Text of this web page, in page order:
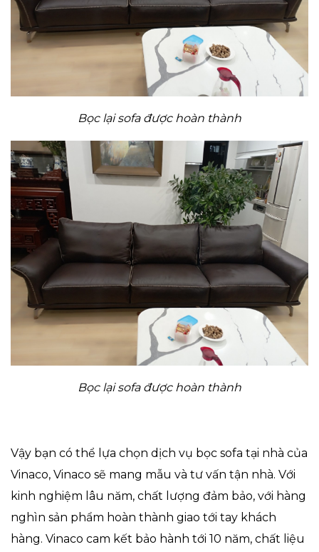
Bọc lại sofa được hoàn thành
Bọc lại sofa được hoàn thành
Vậy bạn có thể lựa chọn dịch vụ bọc sofa tại nhà của
Vinaco, Vinaco sẽ mang mẫu và tư vấn tận nhà. Với
kinh nghiệm lâu năm, chất lượng đảm bảo, với hàng
nghìn sản phẩm hoàn thành giao tới tay khách
hàng. Vinaco cam kết bảo hành tới 10 năm, chất liệu